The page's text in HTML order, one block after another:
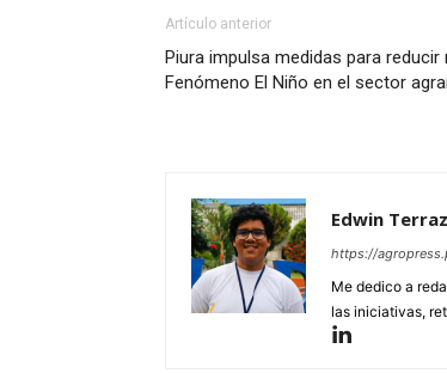
Artículo anterior
Piura impulsa medidas para reducir
Fenómeno El Niño en el sector
Edwin
https://
Me dedico a
las iniciativas,